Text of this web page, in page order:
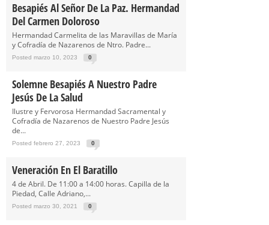
Besapiés Al Señor De La Paz. Hermandad
Del Carmen Doloroso
Hermandad Carmelita de las Maravillas de María
y Cofradía de Nazarenos de Ntro. Padre...
Posted marzo 10, 2023 0
Solemne Besapiés A Nuestro Padre
Jesús De La Salud
Ilustre y Fervorosa Hermandad Sacramental y
Cofradía de Nazarenos de Nuestro Padre Jesús
de...
Posted febrero 27, 2023 0
Veneración En El Baratillo
4 de Abril. De 11:00 a 14:00 horas. Capilla de la
Piedad, Calle Adriano,...
Posted marzo 30, 2021 0